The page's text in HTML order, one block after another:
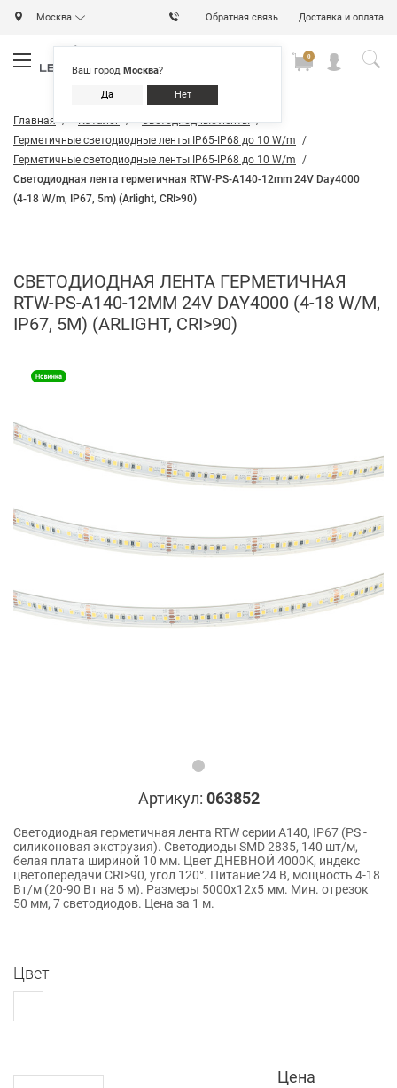
Москва
Ваш город Москва?
Да Нет
Обратная связь Доставка и оплата
0
Главная Каталог
Светодиодные ленты
Герметичные светодиодные ленты IP65-IP68 до 10 W/m
Герметичные светодиодные ленты IP65-IP68 до 10 W/m
Светодиодная лента герметичная RTW-PS-A140-12mm 24V Day4000
(4-18 W/m, IP67, 5m) (Arlight, CRI>90)
СВЕТОДИОДНАЯ ЛЕНТА ГЕРМЕТИЧНАЯ
RTW-PS-A140-12MM 24V DAY4000 (4-18 W/M,
IP67, 5M) (ARLIGHT, CRI>90)
Артикул: 063852
Светодиодная герметичная лента RTW серии A140, IP67 (PS -
силиконовая экструзия). Светодиоды SMD 2835, 140 шт/м,
белая плата шириной 10 мм. Цвет ДНЕВНОЙ 4000K, индекс
цветопередачи CRI>90, угол 120°. Питание 24 В, мощность 4-18
Вт/м (20-90 Вт на 5 м). Размеры 5000x12x5 мм. Мин. отрезок
50 мм, 7 светодиодов. Цена за 1 м.
Цвет
Цена